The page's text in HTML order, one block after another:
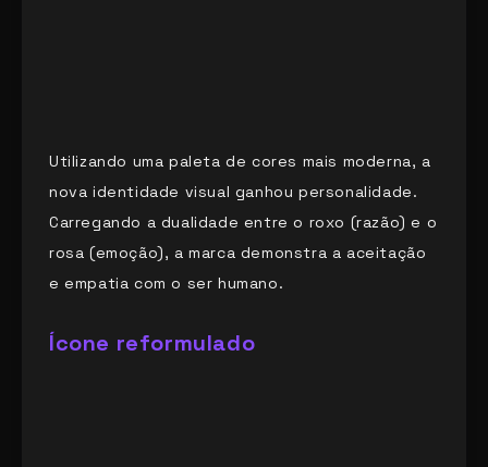
Utilizando uma paleta de cores mais moderna, a
nova identidade visual ganhou personalidade.
Carregando a dualidade entre o roxo (razão) e o
rosa (emoção), a marca demonstra a aceitação
e empatia com o ser humano.
Ícone reformulado